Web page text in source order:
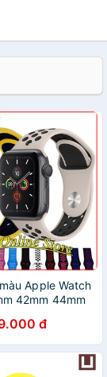
Apple Watch
42mm 44mm
đ